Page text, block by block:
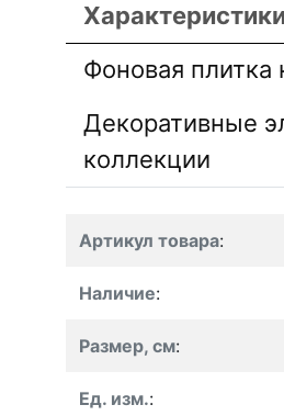
Характеристики
Фоновая плитка
Декоративные
коллекции
Артикул товара:
Наличие:
Размер, см:
Ед. изм.: